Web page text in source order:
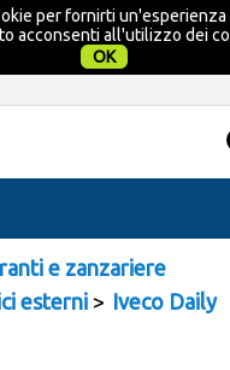
per fornirti un'esperienza
acconsenti all'utilizzo dei
OK
e zanzariere
esterni
Iveco Daily